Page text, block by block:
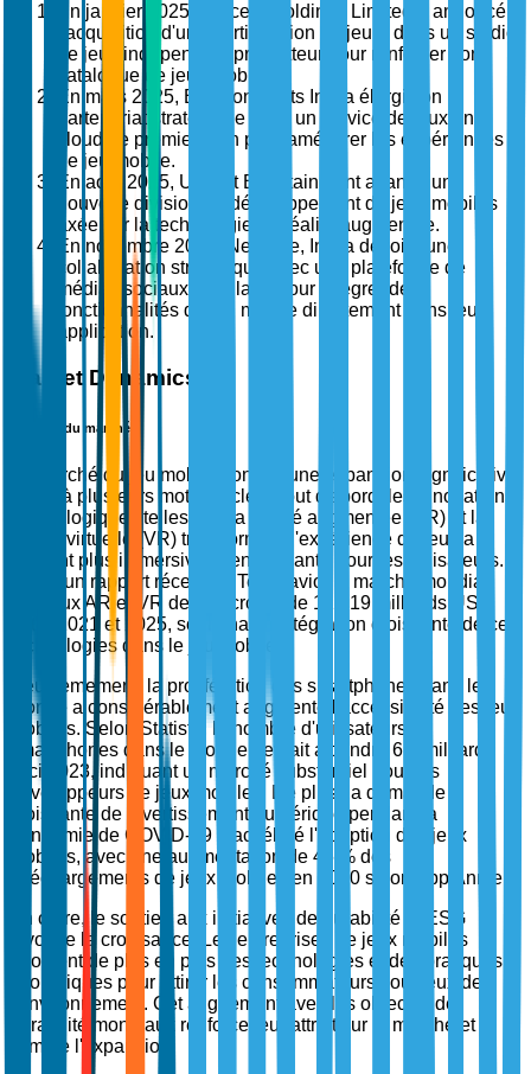
En janvier 2025, Tencent Holdings Limited a annoncé
l'acquisition d'une participation majeure dans un studio
de jeux indépendant prometteur pour renforcer son
catalogue de jeux mobiles.
En mars 2025, Electronic Arts Inc. a élargi son
partenariat stratégique avec un service de jeux en
cloud de premier plan pour améliorer les expériences
de jeu mobile.
En août 2025, Ubisoft Entertainment a lancé une
nouvelle division de développement de jeux mobiles
axée sur la technologie de réalité augmentée.
En novembre 2025, NetEase, Inc. a dévoilé une
collaboration stratégique avec une plateforme de
médias sociaux populaire pour intégrer des
fonctionnalités de jeu mobile directement dans leur
application.
Market Dynamics
Moteurs du marché
Le marché du jeu mobile connaît une expansion significative
grâce à plusieurs moteurs clés. Tout d'abord, les innovations
technologiques telles que la réalité augmentée (AR) et la
réalité virtuelle (VR) transforment l'expérience de jeu, la
rendant plus immersive et engageante pour les utilisateurs.
Selon un rapport récent de Technavio, le marché mondial
des jeux AR et VR devrait croître de 125,19 milliards USD
entre 2021 et 2025, soulignant l'intégration croissante de ces
technologies dans le jeu mobile.
Deuxièmement, la prolifération des smartphones dans le
monde a considérablement augmenté l'accessibilité des jeux
mobiles. Selon Statista, le nombre d'utilisateurs de
smartphones dans le monde devrait atteindre 6,8 milliards
d'ici 2023, indiquant un marché substantiel pour les
développeurs de jeux mobiles. De plus, la demande
croissante de divertissement numérique pendant la
pandémie de COVID-19 a accéléré l'adoption des jeux
mobiles, avec une augmentation de 46 % des
téléchargements de jeux mobiles en 2020 selon App Annie.
En outre, le soutien aux initiatives de durabilité et ESG
favorise la croissance. Les entreprises de jeux mobiles
adoptent de plus en plus des technologies et des pratiques
écologiques pour attirer les consommateurs soucieux de
l'environnement. Cet alignement avec les objectifs de
durabilité mondiaux renforce leur attrait sur le marché et
stimule l'expansion.